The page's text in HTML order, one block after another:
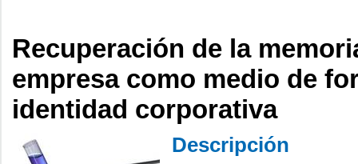
Recuperación de la
empresa como medio de
identidad corporativa
Descripción